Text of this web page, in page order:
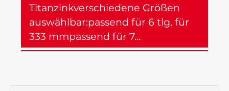
Titanzinkverschiedene Größen
auswählbar:passend für 6 tlg. für
333 mmpassend für 7…